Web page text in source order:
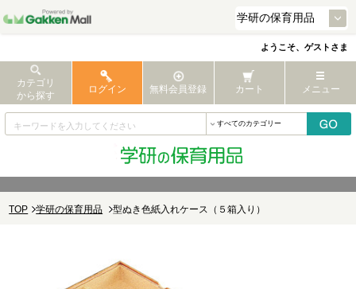
ようこそ、ゲストさま
カテゴリ
から探す
ログイン 無料会員登録 カート メニュー
TOP 学研の保育用品 型ぬき色紙入れケース（５箱入り）